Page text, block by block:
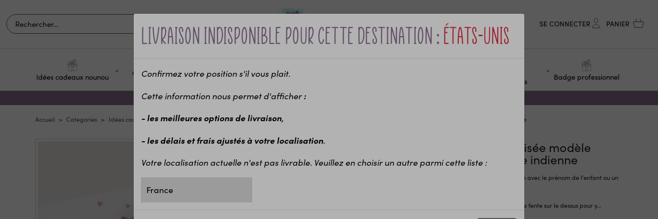
SE CONNECTER PANIER
Idées cadeaux nounou
Occasions et
Pour qui ?
Bébé &
naissance
personnalisés
Badge professionnel
-10% sur votre première commande avec le code bienvenue
Livraison indisponible pour cette destination :États-Unis
Confirmez votre position s'il vous plait.
Cette information nous permet d'afficher:
- les meilleures options de livraison,
- les délais et frais ajustés à votre localisation.
Votre localisation actuelle n'est pas livrable. Veuillez en choisir un autre parmi cette liste :
Accueil Categories Idées cadeaux enfants Décoration chambre enfant Tirelire personnalisée enfant Tirelire personnalisée modèle Raton laveur p'tite indienne
Tirelire personnalisée modèle
Raton laveur p'tite indienne
Tirelire en céramique personnalisée avec le prénom de l'enfant ou un
La tirelire est blanche, dispose d'une fente sur le dessus pour y…